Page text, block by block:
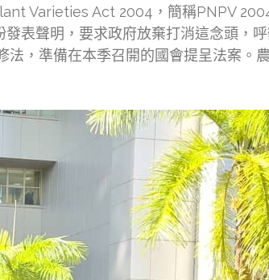
Varieties Act 2004，簡稱PNPV
表聲明，要求政府放棄打消這念頭，
法，準備在本季召開的國會提呈法案。